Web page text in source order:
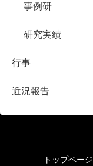
事例研
研究実績
行事
近況報告
トップページ